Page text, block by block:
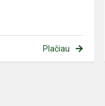
Plačiau